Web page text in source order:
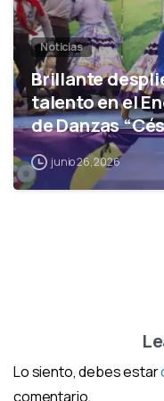
Noticias
Brillante
talento en el
de Danzas
junio 26, 2026
Lo siento, debes estar
comentario.